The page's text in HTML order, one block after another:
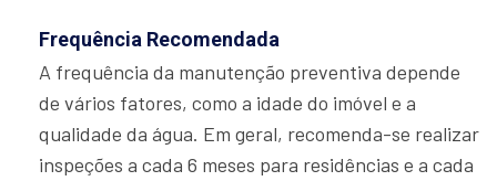
Frequência Recomendada
A frequência da manutenção preventiva depende
de vários fatores, como a idade do imóvel e a
qualidade da água. Em geral, recomenda-se realizar
inspeções a cada 6 meses para residências e a cada